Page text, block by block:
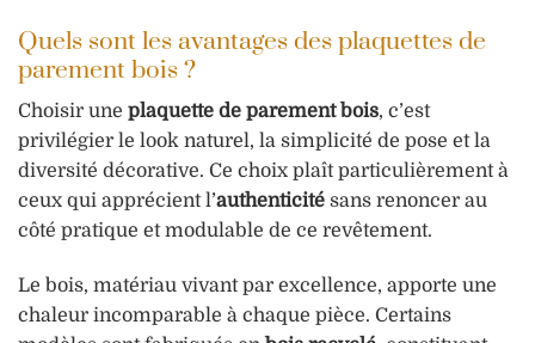
Quels sont les avantages des plaquettes de
parement bois ?
Choisir une plaquette de parement bois, c’est
privilégier le look naturel, la simplicité de pose et la
diversité décorative. Ce choix plaît particulièrement à
ceux qui apprécient l’authenticité sans renoncer au
côté pratique et modulable de ce revêtement.
Le bois, matériau vivant par excellence, apporte une
chaleur incomparable à chaque pièce. Certains